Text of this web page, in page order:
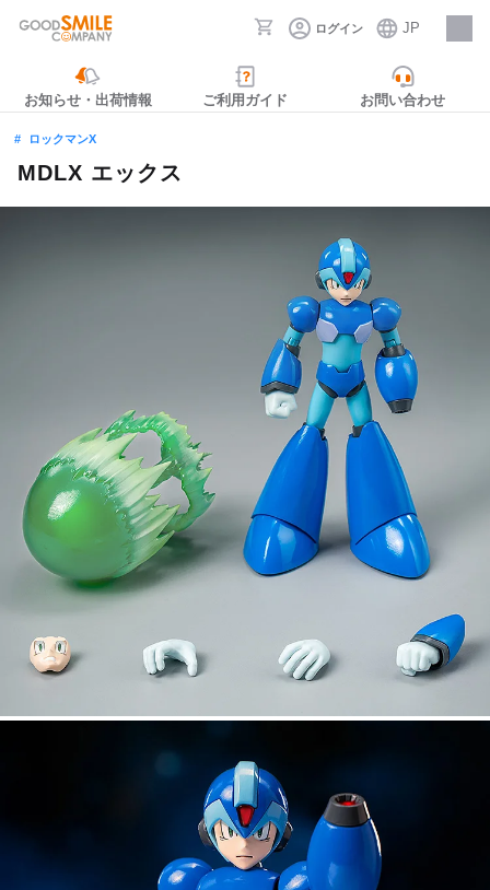
ログイン JP
採用情報
お知らせ・出荷情報 ご利用ガイド お問い合わせ
ロックマンX
MDLX エックス